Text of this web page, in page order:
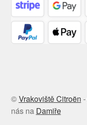
©Vrakoviště Citroën -
nás na Damiře